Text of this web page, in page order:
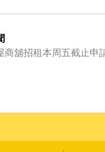
商舖招租本周五截止申